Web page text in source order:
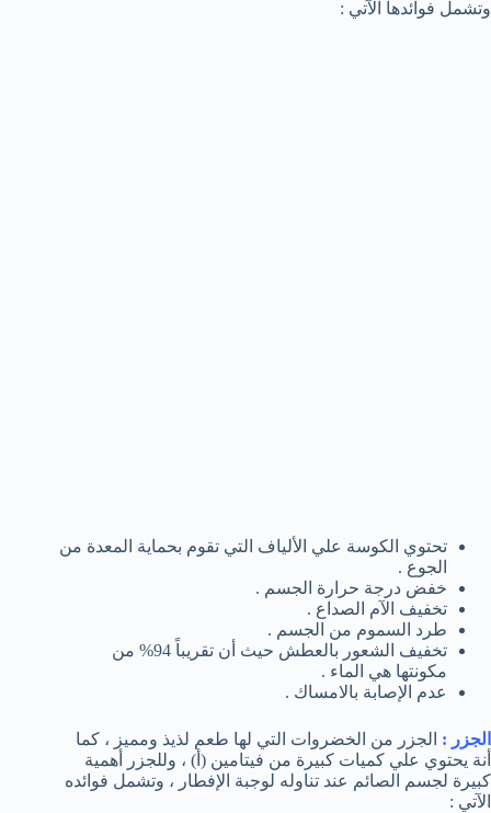
وتشمل فوائدها الآتي :
تحتوي الكوسة علي الألياف التي تقوم بحماية المعدة من
الجوع .
خفض درجة حرارة الجسم .
تخفيف الآم الصداع .
طرد السموم من الجسم .
تخفيف الشعور بالعطش حيث أن تقريباً 94% من
مكونتها هي الماء .
عدم الإصابة بالامساك .
الجزر : الجزر من الخضروات التي لها طعم لذيذ ومميز ، كما
أنة يحتوي علي كميات كبيرة من فيتامين (أ) ، وللجزر أهمية
كبيرة لجسم الصائم عند تناوله لوجبة الإفطار ، وتشمل فوائده
الآتي :